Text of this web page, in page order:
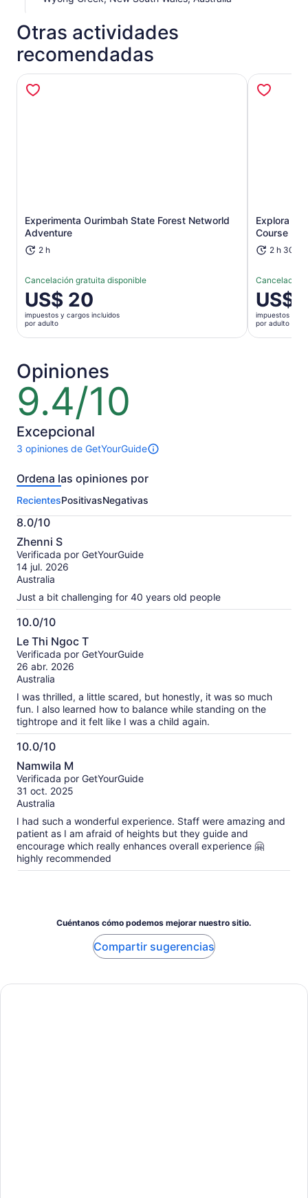
Otras actividades
recomendadas
Experimenta Ourimbah State Forest Networld
Adventure
2 h
Cancelación gratuita disponible
El
precio
es
de
por
adulto
US$ 20
impuestos y cargos incluidos
por adulto
Explora
Course
2 h 30 m
Cancelación
El
precio
es
de
US$
impuestos y
por adulto
Opiniones
9.4/10
9.4
de
10
Excepcional
3 opiniones de GetYourGuide
3
sobre
actividad.
Más
información
sobre
las
opiniones
verificadas
Ordena las opiniones por
RecientesPositivasNegativas
8.0/10
8.0
de
10
Zhenni S
Verificada por GetYourGuide
14 jul. 2026
Australia
Just a bit challenging for 40 years old people
10.0/10
10.0
de
10
Le Thi Ngoc T
Verificada por GetYourGuide
26 abr. 2026
Australia
I was thrilled, a little scared, but honestly, it was so much
fun. I also learned how to balance while standing on the
tightrope and it felt like I was a child again.
10.0/10
10.0
de
10
Namwila M
Verificada por GetYourGuide
31 oct. 2025
Australia
I had such a wonderful experience. Staff were amazing and
patient as I am afraid of heights but they guide and
encourage which really enhances overall experience 🤗
highly recommended
Cuéntanos cómo podemos mejorar nuestro sitio.
Compartir sugerencias